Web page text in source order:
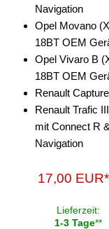
Dokker
Duster
Lodgy
Logan
Sandero
für Daewoo
für Daihatsu
für Dodge
Navigation
Opel Movano
18BT OEM
Opel Vivaro B
18BT OEM
Renault
Renault Trafic
mit Connect R
Navigation
17,00 EUR*
Lieferzeit:
1-3 Tage**